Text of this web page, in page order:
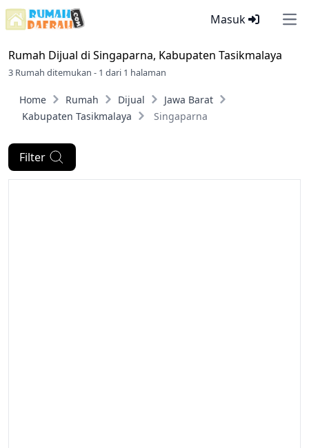
Masuk
Rumah Dijual di Singaparna, Kabupaten Tasikmalaya
3 Rumah ditemukan - 1 dari 1 halaman
Home Rumah Dijual
Jawa Barat
Kabupaten Tasikmalaya
Singaparna
Filter